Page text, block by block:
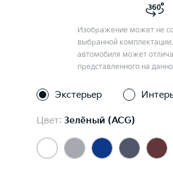
Изображение может не
выбранной
автомобиля может
представленного на
Экстерьер
Цвет: Зелёный (ACG)